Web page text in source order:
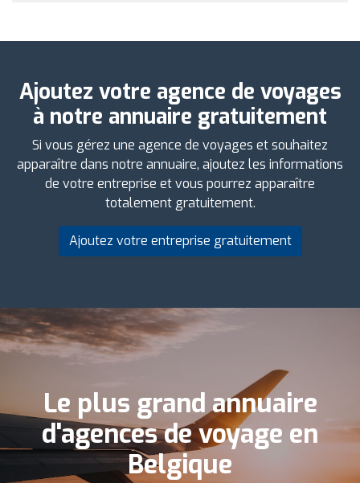
Ajoutez votre agence de voyages
à notre annuaire gratuitement
Si vous gérez une agence de voyages et souhaitez
apparaître dans notre annuaire, ajoutez les informations
de votre entreprise et vous pourrez apparaître
totalement gratuitement.
Ajoutez votre entreprise gratuitement
Le plus grand annuaire
d'agences de voyage en
Belgique